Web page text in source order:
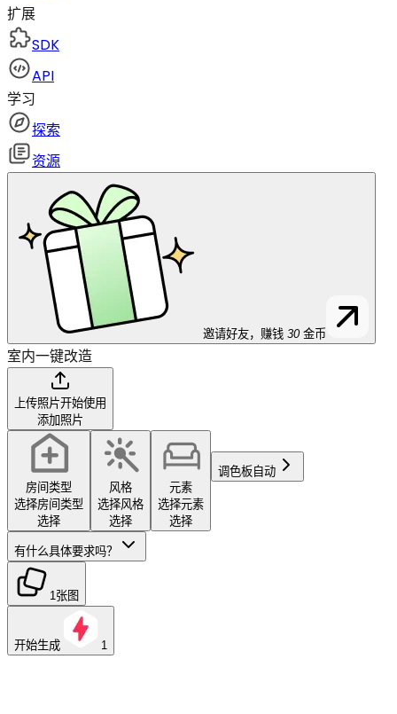
扩展
SDK
API
学习
探索
资源
邀请好友，赚钱 30 金币
室内一键改造
上传照片开始使用
添加照片
房间类型
选择房间类型
选择
风格
选择风格
选择
元素
选择元素
选择
调色板 自动
有什么具体要求吗？
1张图
开始生成 1